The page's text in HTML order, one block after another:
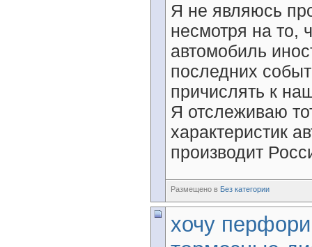
Я не являюсь
несмотря на то,
автомобиль
последних
причислять к
Я отслеживаю
характеристик
производит
Размещено в Без категории
хочу